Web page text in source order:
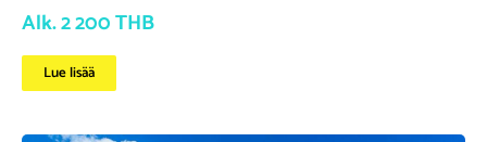
Alk. 2 200 THB
Lue lisää